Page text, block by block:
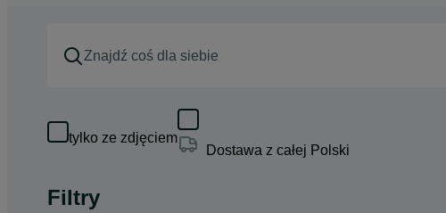
tylko ze zdjęciem
Dostawa z całej Polski
Filtry